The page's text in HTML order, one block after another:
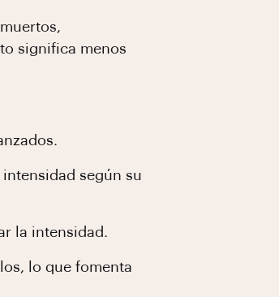
significa menos
según su
la intensidad.
lo que fomenta